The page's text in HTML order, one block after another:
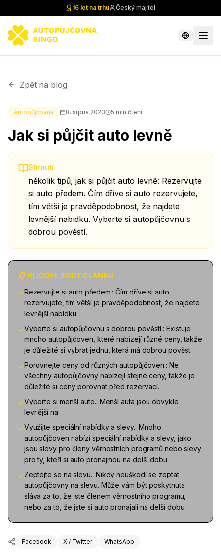
16 let na trhu Český majitel
Zpět na blog
Autopůjčovna 8. srpna 2023 5 min čtení
Jak si půjčit auto levně
Shrnutí
několik tipů, jak si půjčit auto levně: Rezervujte
si auto předem. Čím dříve si auto rezervujete,
tím větší je pravděpodobnost, že najdete
levnější nabídku. Vyberte si autopůjčovnu s
dobrou pověstí.
📋 KLÍČOVÉ BODY ČLÁNKU
✓Rezervujte si auto předem.: Čím dříve si auto
rezervujete, tím větší je pravděpodobnost, že najdete
levnější nabídku.
✓Vyberte si autopůjčovnu s dobrou pověstí.: Existuje
mnoho autopůjčoven, které nabízejí různé ceny, takže
je důležité si vybrat jednu, která má dobrou pověst.
✓Porovnejte ceny od různých autopůjčoven.: Ne
všechny autopůjčovny nabízejí stejné ceny, takže je
důležité si ceny porovnat před rezervací.
✓Vyberte si menší auto.: Menší auta jsou obvykle
levnější na
✓Využijte speciální nabídky a slevy.: Mnoho
autopůjčoven nabízí speciální nabídky a slevy, jako
jsou slevy pro členy věrnostních programů nebo slevy
pro ty, kteří si auto pronajmou na delší dobu.
✓Zeptejte se na slevu.: Nikdy neuškodí se zeptat
autopůjčovny na slevu. Může vám být poskytnuta
sláva za to, že jste členem věrnostního programu,
nebo za to, že jste si auto pronajali na delší dobu.
Facebook X / Twitter WhatsApp